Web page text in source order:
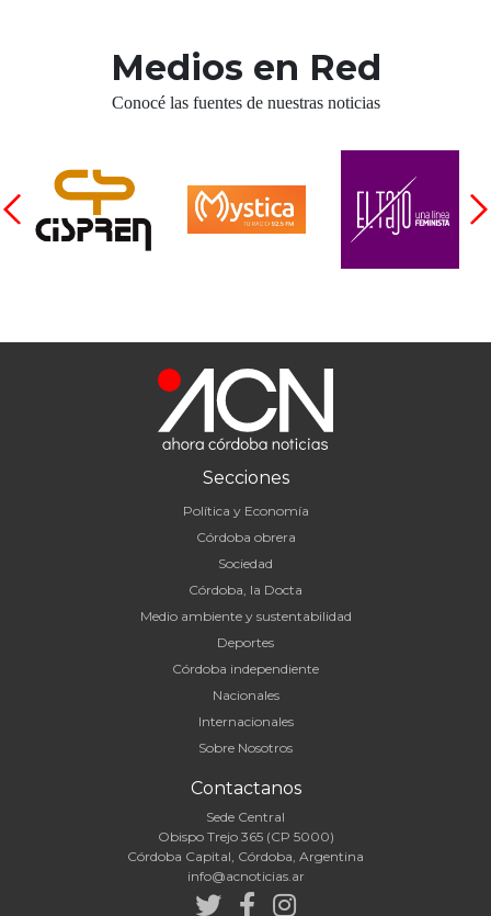
Medios en Red
Conocé las fuentes de nuestras noticias
Secciones
Política y Economía
Córdoba obrera
Sociedad
Córdoba, la Docta
Medio ambiente y sustentabilidad
Deportes
Córdoba independiente
Nacionales
Internacionales
Sobre Nosotros
Contactanos
Sede Central
Obispo Trejo 365 (CP 5000)
Córdoba Capital, Córdoba, Argentina
info@acnoticias.ar